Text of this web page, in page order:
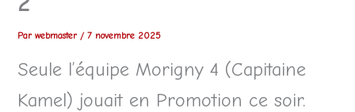
Parwebmaster /7 novembre 2025
Seule l’équipe Morigny 4 (Capitaine
Kamel) jouait en Promotion ce soir.